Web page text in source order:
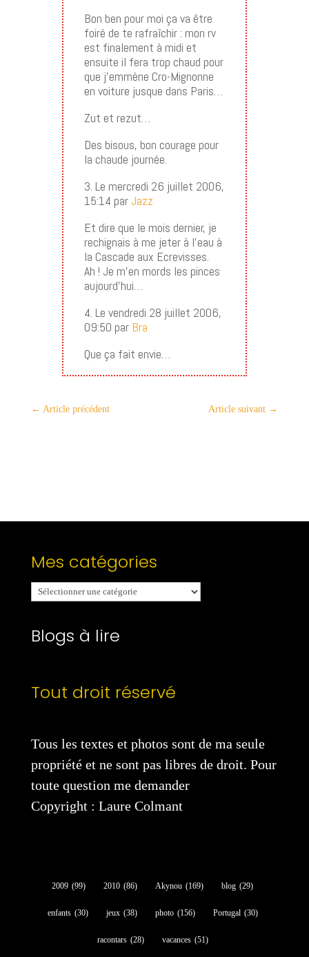
Bon ben pour moi ça va être
foiré de te rafraîchir : mon rv
est finalement à midi et
ensuite il fera trop chaud pour
que j’emmène Cro-Mignonne
en voiture jusque dans Paris…
Zut et rezut…
Des bisous, bon courage pour
la chaude journée.
3. Le mercredi 26 juillet 2006,
15:14 par Jazz
Et dire que le mois dernier, je
rechignais à me jeter à l’eau à
la Cascade aux Ecrevisses.
Ah ! Je m’en mords les pinces
aujourd’hui…
4. Le vendredi 28 juillet 2006,
09:50 par Bra
Que ça fait envie…
← Article précédent Article suivant →
Mes catégories
Mes
catégories
Blogs à lire
Tout droit réservé
Tous les textes et photos sont de ma seule
propriété et ne sont pas libres de droit. Pour
toute question me demander
Copyright : Laure Colmant
2009 (99) 2010 (86) Akynou (169) blog (29)
enfants (30) jeux (38) photo (156) Portugal (30)
racontars (28) vacances (51)